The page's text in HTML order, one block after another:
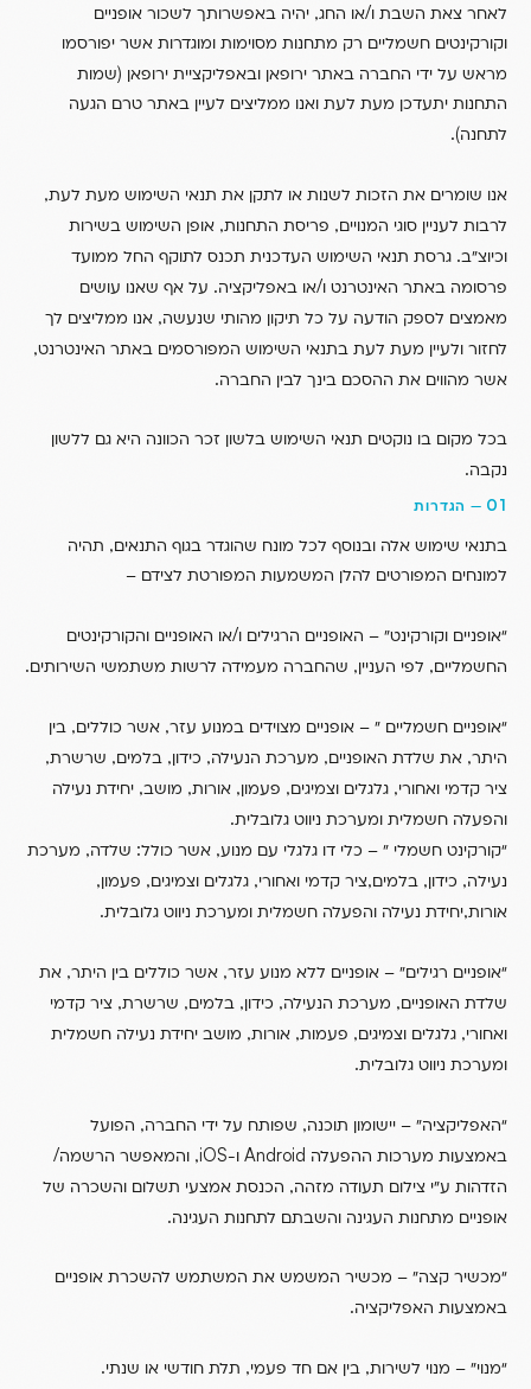
לאחר צאת השבת ו/או החג, יהיה באפשרותך לשכור אופניים
וקורקינטים חשמליים רק מתחנות מסוימות ומוגדרות אשר יפורסמו
מראש על ידי החברה באתר ירופאן ובאפליקציית ירופאן (שמות
התחנות יתעדכן מעת לעת ואנו ממליצים לעיין באתר טרם הגעה
לתחנה).
אנו שומרים את הזכות לשנות או לתקן את תנאי השימוש מעת לעת,
לרבות לעניין סוגי המנויים, פריסת התחנות, אופן השימוש בשירות
וכיוצ”ב. גרסת תנאי השימוש העדכנית תכנס לתוקף החל ממועד
פרסומה באתר האינטרנט ו/או באפליקציה. על אף שאנו עושים
מאמצים לספק הודעה על כל תיקון מהותי שנעשה, אנו ממליצים לך
לחזור ולעיין מעת לעת בתנאי השימוש המפורסמים באתר האינטרנט,
אשר מהווים את ההסכם בינך לבין החברה.
בכל מקום בו נוקטים תנאי השימוש בלשון זכר הכוונה היא גם ללשון
נקבה.
01
— הגדרות
בתנאי שימוש אלה ובנוסף לכל מונח שהוגדר בגוף התנאים, תהיה
למונחים המפורטים להלן המשמעות המפורטת לצידם –
“אופניים וקורקינט” – האופניים הרגילים ו/או האופניים והקורקינטים
החשמליים, לפי העניין, שהחברה מעמידה לרשות משתמשי השירותים.
“אופניים חשמליים ” – אופניים מצוידים במנוע עזר, אשר כוללים, בין
היתר, את שלדת האופניים, מערכת הנעילה, כידון, בלמים, שרשרת,
ציר קדמי ואחורי, גלגלים וצמיגים, פעמון, אורות, מושב, יחידת נעילה
והפעלה חשמלית ומערכת ניווט גלובלית.
“קורקינט חשמלי ” – כלי דו גלגלי עם מנוע, אשר כולל: שלדה, מערכת
נעילה, כידון, בלמים,ציר קדמי ואחורי, גלגלים וצמיגים, פעמון,
אורות,יחידת נעילה והפעלה חשמלית ומערכת ניווט גלובלית.
“אופניים רגילים” – אופניים ללא מנוע עזר, אשר כוללים בין היתר, את
שלדת האופניים, מערכת הנעילה, כידון, בלמים, שרשרת, ציר קדמי
ואחורי, גלגלים וצמיגים, פעמות, אורות, מושב יחידת נעילה חשמלית
ומערכת ניווט גלובלית.
“האפליקציה” – יישומון תוכנה, שפותח על ידי החברה, הפועל
באמצעות מערכות ההפעלה Android ו-iOS, והמאפשר הרשמה/
הזדהות ע”י צילום תעודה מזהה, הכנסת אמצעי תשלום והשכרה של
אופניים מתחנות העגינה והשבתם לתחנות העגינה.
“מכשיר קצה” – מכשיר המשמש את המשתמש להשכרת אופניים
באמצעות האפליקציה.
“מנוי” – מנוי לשירות, בין אם חד פעמי, תלת חודשי או שנתי.